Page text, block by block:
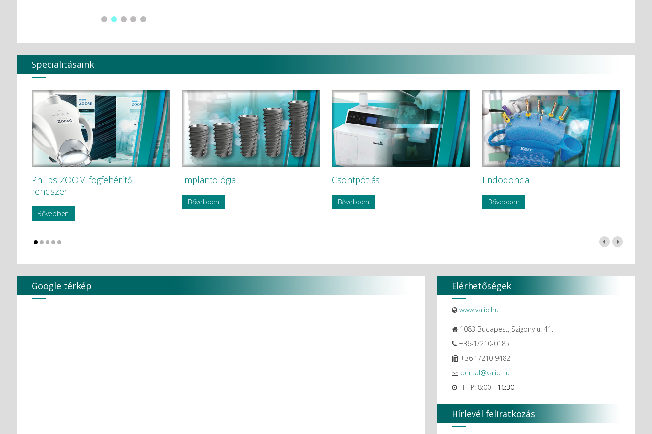
Hager & Werken GmbH c Co. KG
Hartmann
Heraeus Kulzer GmbH
Hoffmann Dental
Humble
HYCARE
Hygenic
Intensív
Ivoclar Vivadent
KAVO
KaVo Kerr
KerrEndo
KerrHawe SA
KETTENBACH GmbH & Co. KG.
KODAK
KODAK Carestream
KOMET
Korea Dental Solution Co., Ltd.
Kovácsházi
LARIDENT S.r.l.
Magenta Technology Co.,Ltd
MAILLEFER
MAJOR Prodotti Dentari S.p.A.
MARK3
Specialitásaink
Philips ZOOM fogfehérítő
rendszer
Bővebben
Implantológia
Bővebben
Csontpótlás
Bővebben
Endodoncia
Bővebben
Google térkép Elérhetőségek
www.valid.hu
1083 Budapest, Szigony u. 41.
+36-1/210-0185
+36-1/210 9482
dental@valid.hu
H - P: 8:00 - 16:30
Hírlevél feliratkozás